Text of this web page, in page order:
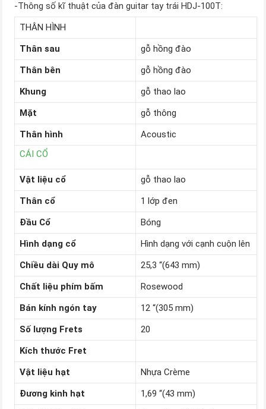
-Thông số kĩ thuật của đàn guitar tay trái HDJ-100T:
THÂN HÌNH
Thân sau
gỗ hồng đào
Thân bên
gỗ hồng đào
Khung
gỗ thao lao
Mặt
gỗ thông
Thân hình
Acoustic
CÁI CỔ
Vật liệu cổ
gỗ thao lao
Thân cổ
1 lớp đen
Đầu Cổ
Bóng
Hình dạng cổ
Hình dạng với cạnh cuộn lên
Chiều dài Quy mô
25,3 “(643 mm)
Chất liệu phím bấm
Rosewood
Bán kính ngón tay
12 “(305 mm)
Số lượng Frets
20
Kích thước Fret
Vật liệu hạt
Nhựa Crème
Đương kinh hạt
1,69 “(43 mm)